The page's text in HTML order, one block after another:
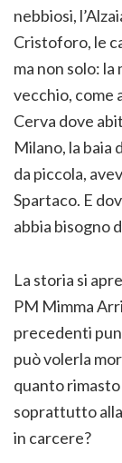
nebbiosi,
Cristoforo, le
ma non solo:
vecchio, come
Cerva dove
Milano, la baia
da piccola,
Spartaco. E
abbia bisogno
La storia si
PM Mimma
precedenti
può volerla
quanto
soprattutto
in carcere?